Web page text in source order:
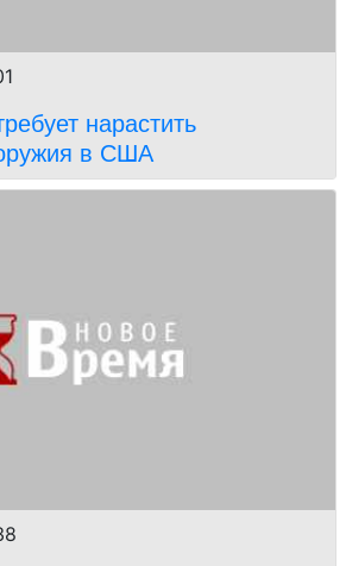
нарастить
в США